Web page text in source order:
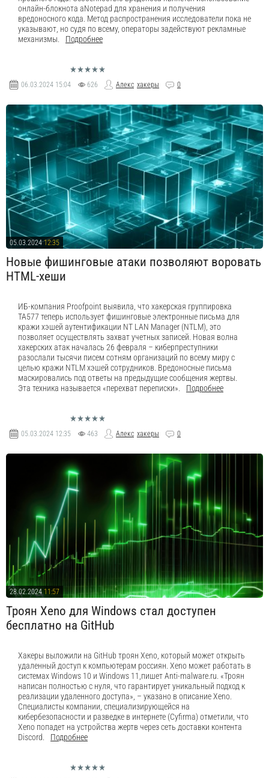
онлайн-блокнота aNotepad для хранения и получения
вредоносного кода. Метод распространения исследователи пока не
указывают, но судя по всему, операторы задействуют рекламные
механизмы.
Подробнее
06.03.2024 15:04 626 Алекс хакеры 0
05.03.2024 12:35
Новые фишинговые атаки позволяют воровать
HTML-хеши
ИБ-компания Proofpoint выявила, что хакерская группировка
TA577 теперь использует фишинговые электронные письма для
кражи хэшей аутентификации NT LAN Manager (NTLM), это
позволяет осуществлять захват учетных записей. Новая волна
хакерских атак началась 26 февраля – киберпреступники
разослали тысячи писем сотням организаций по всему миру с
целью кражи NTLM хэшей сотрудников. Вредоносные письма
маскировались под ответы на предыдущие сообщения жертвы.
Эта техника называется «перехват переписки».
Подробнее
05.03.2024 12:35 463 Алекс хакеры 0
28.02.2024 11:57
Троян Xeno для Windows стал доступен
бесплатно на GitHub
Хакеры выложили на GitHub троян Xeno, который может открыть
удаленный доступ к компьютерам россиян. Xeno может работать в
системах Windows 10 и Windows 11,пишет Anti-malware.ru. «Троян
написан полностью с нуля, что гарантирует уникальный подход к
реализации удаленного доступа», – указано в описание Xeno.
Специалисты компании, специализирующейся на
кибербезопасности и разведке в интернете (Cyfirma) отметили, что
Xeno попадет на устройства жертв через сеть доставки контента
Discord.
Подробнее